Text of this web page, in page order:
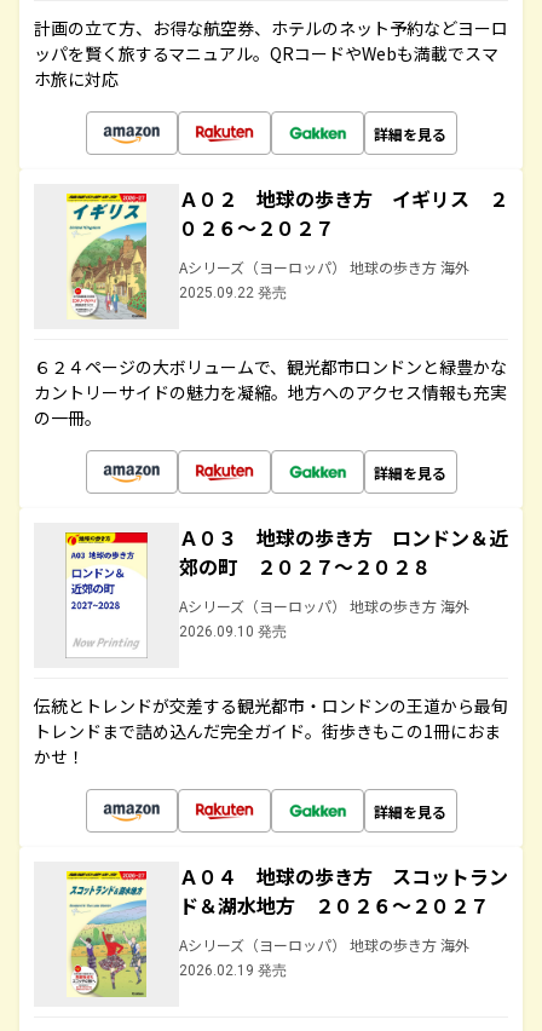
計画の立て方、お得な航空券、ホテルのネット予約などヨーロ
ッパを賢く旅するマニュアル。QRコードやWebも満載でスマ
ホ旅に対応
詳細を見る
Ａ０２ 地球の歩き方 イギリス ２
０２６～２０２７
Aシリーズ（ヨーロッパ） 地球の歩き方 海外
2025.09.22 発売
６２４ページの大ボリュームで、観光都市ロンドンと緑豊かな
カントリーサイドの魅力を凝縮。地方へのアクセス情報も充実
の一冊。
詳細を見る
Ａ０３ 地球の歩き方 ロンドン＆近
郊の町 ２０２７～２０２８
Aシリーズ（ヨーロッパ） 地球の歩き方 海外
2026.09.10 発売
伝統とトレンドが交差する観光都市・ロンドンの王道から最旬
トレンドまで詰め込んだ完全ガイド。街歩きもこの1冊におま
かせ！
詳細を見る
Ａ０４ 地球の歩き方 スコットラン
ド＆湖水地方 ２０２６～２０２７
Aシリーズ（ヨーロッパ） 地球の歩き方 海外
2026.02.19 発売